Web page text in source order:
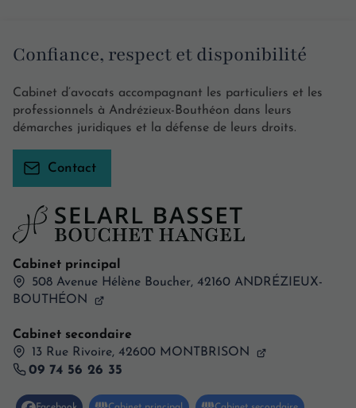
Cabinet principal
508 Avenue Hélène Boucher, 42160 ANDRÉZIEUX-
BOUTHÉON
Cabinet secondaire
13 Rue Rivoire, 42600 MONTBRISON
09 74 56 26 35
Confiance, respect et disponibilité
Cabinet d’avocats accompagnant les particuliers et les
professionnels à Andrézieux-Bouthéon dans leurs
démarches juridiques et la défense de leurs droits.
Contact